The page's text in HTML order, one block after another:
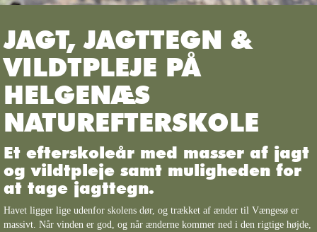
JAGT, JAGTTEGN &
VILDTPLEJE PÅ
HELGENÆS
NATUREFTERSKOLE
Et efterskoleår med masser af jagt
og vildtpleje samt muligheden for
at tage jagttegn.
Havet ligger lige udenfor skolens dør, og trækket af ænder til Vængesø er
massivt. Når vinden er god, og når ænderne kommer ned i den rigtige højde,